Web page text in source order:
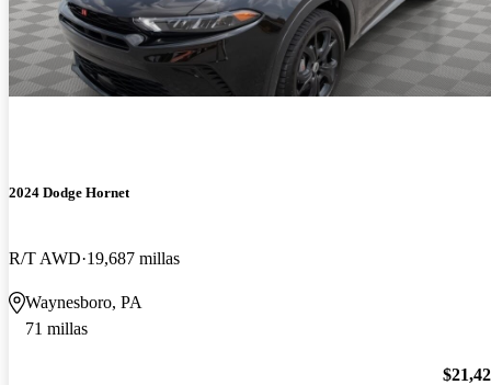
2024 Dodge Hornet
R/T AWD 19,687 millas
Waynesboro, PA
71 millas